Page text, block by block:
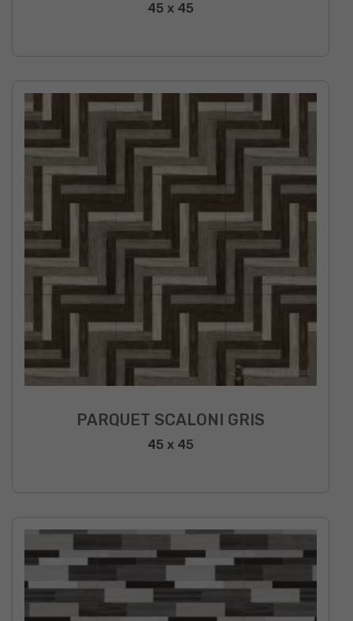
45 x 45
PARQUET SCALONI GRIS
45 x 45